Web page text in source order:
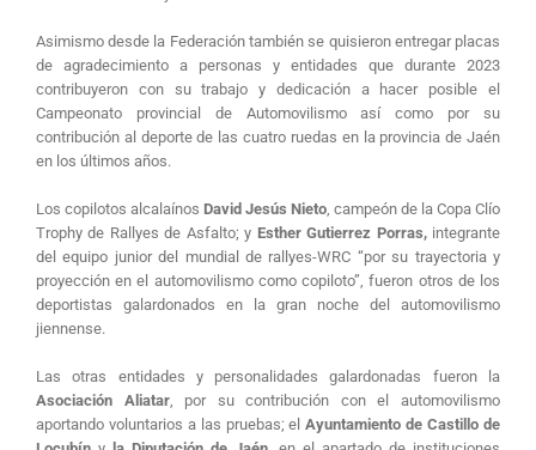
Asimismo desde la Federación también se quisieron entregar placas
de agradecimiento a personas y entidades que durante 2023
contribuyeron con su trabajo y dedicación a hacer posible el
Campeonato provincial de Automovilismo así como por su
contribución al deporte de las cuatro ruedas en la provincia de Jaén
en los últimos años.
Los copilotos alcalaínos David Jesús Nieto, campeón de la Copa Clío
Trophy de Rallyes de Asfalto; y Esther Gutierrez Porras, integrante
del equipo junior del mundial de rallyes-WRC “por su trayectoria y
proyección en el automovilismo como copiloto”, fueron otros de los
deportistas galardonados en la gran noche del automovilismo
jiennense.
Las otras entidades y personalidades galardonadas fueron la
Asociación Aliatar, por su contribución con el automovilismo
aportando voluntarios a las pruebas; elAyuntamiento de Castillo de